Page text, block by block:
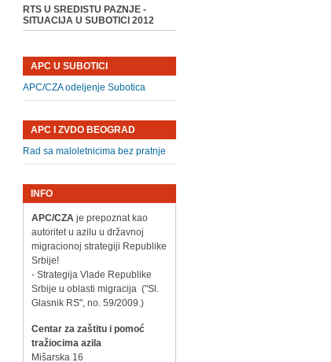
RTS U SREDISTU PAZNJE -
SITUACIJA U SUBOTICI 2012
APC U SUBOTICI
APC/CZA odeljenje Subotica
APC I ZVDO BEOGRAD
Rad sa maloletnicima bez pratnje
INFO
APC/CZAje prepoznat kao
autoritet u azilu u državnoj
migracionoj strategiji Republike
Srbije!
- Strategija Vlade Republike
Srbije u oblasti migracija ("Sl.
Glasnik RS", no. 59/2009.)
Centar za zaštitu i pomoć
tražiocima azila
Mišarska 16